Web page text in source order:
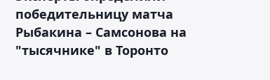
победительницу матча
Рыбакина – Самсонова на
"тысячнике" в Торонто